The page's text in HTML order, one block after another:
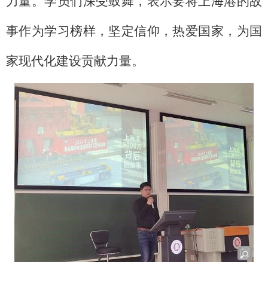
事作为学习榜样，坚定信仰，热爱国家，为国
家现代化建设贡献力量。